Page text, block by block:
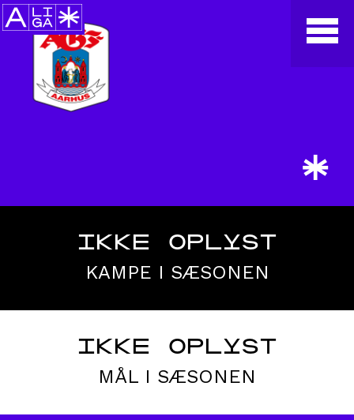
*
IKKE OPLYST
KAMPE I SÆSONEN
IKKE OPLYST
MÅL I SÆSONEN